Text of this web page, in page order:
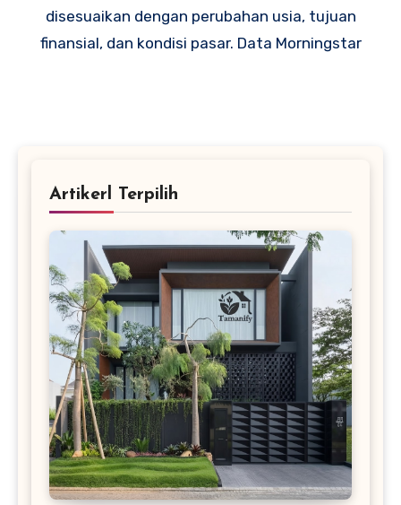
disesuaikan dengan perubahan usia, tujuan
finansial, dan kondisi pasar. Data Morningstar
Artikerl Terpilih